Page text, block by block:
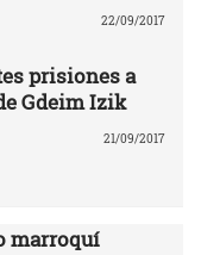
22/09/2017
prisiones a
Gdeim Izik
21/09/2017
marroquí